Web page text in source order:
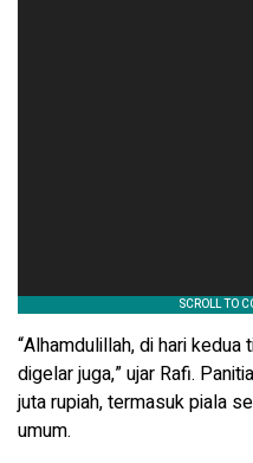
“Alhamdulillah, di hari
digelar juga,” ujar Rafi.
juta rupiah, termasuk piala
umum.